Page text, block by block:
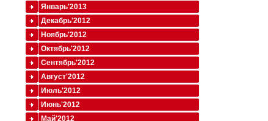
Январь'2013
Декабрь'2012
Ноябрь'2012
Октябрь'2012
Сентябрь'2012
Август'2012
Июль'2012
Июнь'2012
Май'2012